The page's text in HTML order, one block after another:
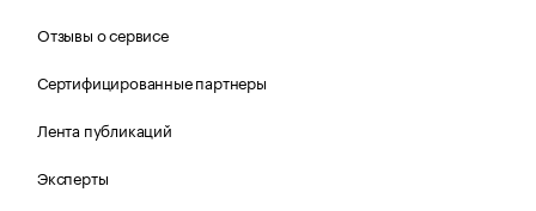
Отзывы о сервисе
Сертифицированные партнеры
Лента публикаций
Эксперты